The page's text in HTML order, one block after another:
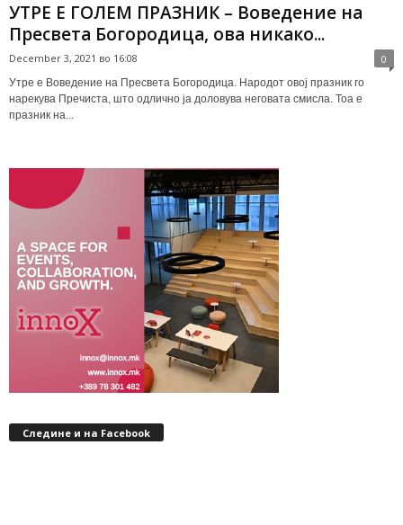
УТРЕ Е ГОЛЕМ ПРАЗНИК – Воведение на
Пресвета Богородица, ова никако...
December 3, 2021 во 16:08 0
Утре е Воведение на Пресвета Богородица. Народот овој празник го
нарекува Пречиста, што одлично ја доловува неговата смисла. Тоа е
празник на...
Следине и на Facebook